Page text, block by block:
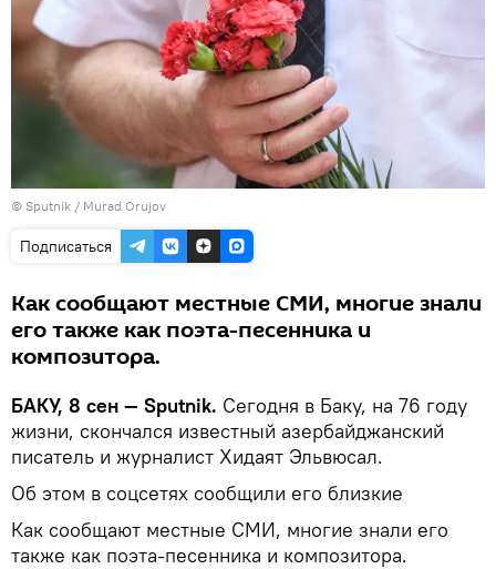
© Sputnik / Murad Orujov
Подписаться
Как сообщают местные СМИ, многие знали
его также как поэта-песенника и
композитора.
БАКУ, 8 сен — Sputnik. Сегодня в Баку, на 76 году
жизни, скончался известный азербайджанский
писатель и журналист Хидаят Эльвюсал.
Об этом в соцсетях сообщили его близкие
Как сообщают местные СМИ, многие знали его
также как поэта-песенника и композитора.